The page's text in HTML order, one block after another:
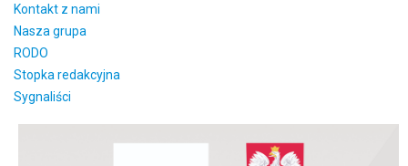
Kontakt z nami
Nasza grupa
RODO
Stopka redakcyjna
Sygnaliści